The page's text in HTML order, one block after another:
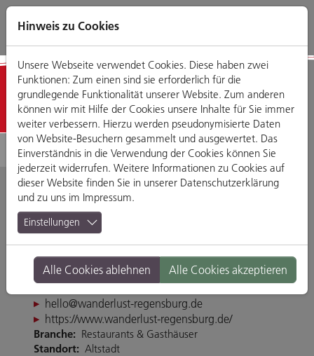
Direkt
zum
Zum
Hauptmenü
Zum
Footermenü
Zur
Website-
Detailansicht
Wanderlust
Regensburg
Blaue Liliengasse 4, 93047 Regensburg
hello@wanderlust-regensburg.de
https://www.wanderlust-regensburg.de/
Branche: Restaurants & Gasthäuser
Standort: Altstadt
Hinweis zu Cookies
Unsere Webseite verwendet Cookies. Diese haben zwei
Funktionen: Zum einen sind sie erforderlich für die
grundlegende Funktionalität unserer Website. Zum anderen
können wir mit Hilfe der Cookies unsere Inhalte für Sie immer
weiter verbessern. Hierzu werden pseudonymisierte Daten
von Website-Besuchern gesammelt und ausgewertet. Das
Einverständnis in die Verwendung der Cookies können Sie
jederzeit widerrufen. Weitere Informationen zu Cookies auf
dieser Website finden Sie in unserer Datenschutzerklärung
und zu uns im Impressum.
Einstellungen
Alle Cookies ablehnen Alle Cookies akzeptieren